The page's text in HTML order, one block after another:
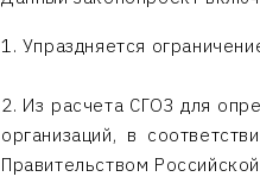
1. Упраздняется
2. Из расчета СГОЗ для
организаций, в
Правительством